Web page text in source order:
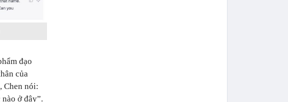
đạo
của
Chen nói:
ở đây”.